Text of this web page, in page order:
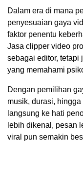
Dalam era di mana
penyesuaian gaya
faktor penentu
Jasa clipper video
sebagai editor, tetapi
yang memahami
Dengan pemilihan
musik, durasi,
langsung ke hati
lebih dikenal, pesan
viral pun semakin